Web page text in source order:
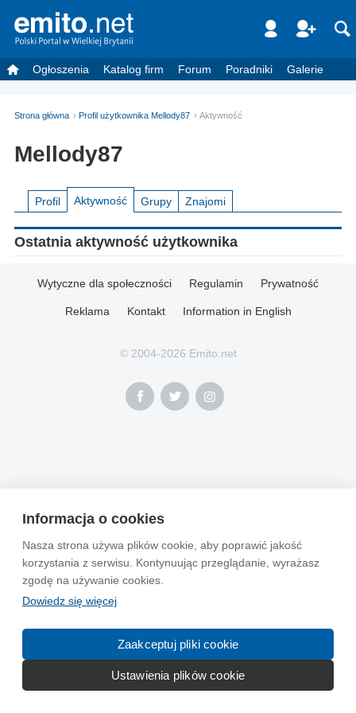
Informacja o cookies
Nasza strona używa plików cookie, aby poprawić jakość
korzystania z serwisu. Kontynuując przeglądanie, wyrażasz
zgodę na używanie cookies.
Dowiedz się więcej
Zaakceptuj pliki cookie
Ustawienia plików cookie
Ogłoszenia Katalog firm Forum Poradniki Galerie
Strona główna Profil użytkownika Mellody87 Aktywność
Mellody87
Profil Aktywność Grupy Znajomi
Ostatnia aktywność użytkownika
Wytyczne dla społeczności Regulamin Prywatność
Reklama Kontakt Information in English
© 2004-2026 Emito.net